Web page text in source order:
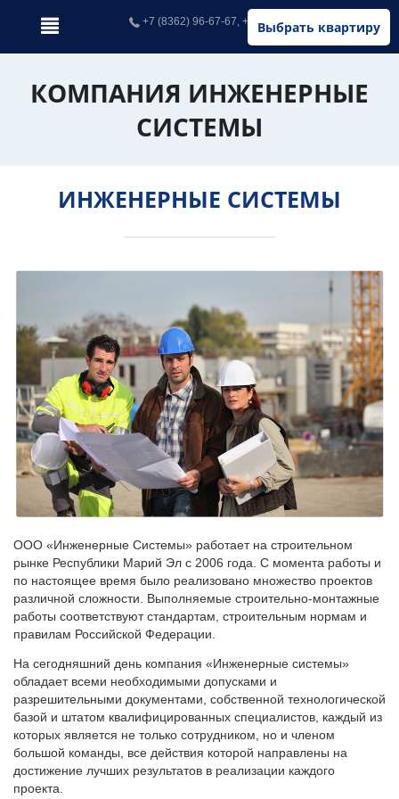
Выбрать квартиру
+7 (8362) 96-67-67, +7 (902) 326-67-67
КОМПАНИЯ ИНЖЕНЕРНЫЕ
СИСТЕМЫ
ИНЖЕНЕРНЫЕ СИСТЕМЫ
ООО «Инженерные Системы» работает на строительном
рынке Республики Марий Эл с 2006 года. С момента работы и
по настоящее время было реализовано множество проектов
различной сложности. Выполняемые строительно-монтажные
работы соответствуют стандартам, строительным нормам и
правилам Российской Федерации.
На сегодняшний день компания «Инженерные системы»
обладает всеми необходимыми допусками и
разрешительными документами, собственной технологической
базой и штатом квалифицированных специалистов, каждый из
которых является не только сотрудником, но и членом
большой команды, все действия которой направлены на
достижение лучших результатов в реализации каждого
проекта.